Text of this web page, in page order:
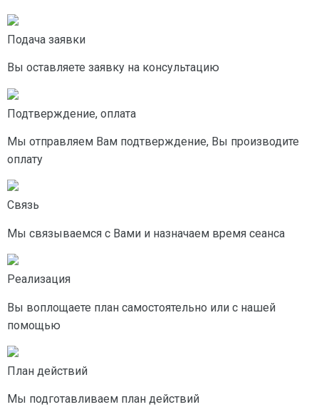
Подача заявки
Вы оставляете заявку на консультацию
Подтверждение, оплата
Мы отправляем Вам подтверждение, Вы производите
оплату
Связь
Мы связываемся с Вами и назначаем время сеанса
Реализация
Вы воплощаете план самостоятельно или с нашей
помощью
План действий
Мы подготавливаем план действий